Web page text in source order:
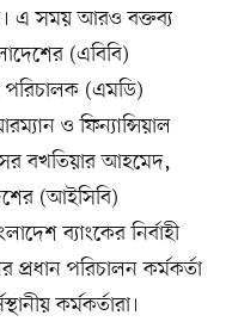
এ সময় আরও বক্তব্য
(এবিবি)
পরিচালক (এমডি)
ও ফিন্যান্সিয়াল
বখতিয়ার আহমেদ,
(আইসিবি)
ব্যাংকের নির্বাহী
পরিচালন কর্মকর্তা
কর্মকর্তারা।